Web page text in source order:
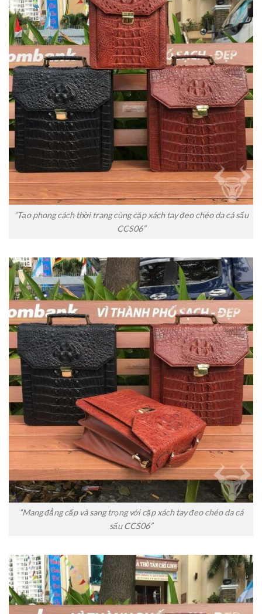
“Tạo phong cách thời trang cùng cặp xách tay đeo chéo da cá sấu
CCS06”
“Mang đẳng cấp và sang trọng với cặp xách tay đeo chéo da cá
sấu CCS06”